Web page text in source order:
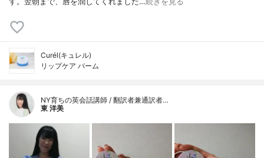
Curél(キュレル)
リップケア バーム
NY育ちの英会話講師 / 翻訳者兼通訳者…
東 洋美